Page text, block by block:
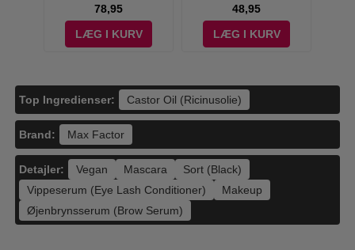
78,95
LÆG I KURV
48,95
LÆG I KURV
Top Ingredienser: Castor Oil (Ricinusolie)
Brand: Max Factor
Detajler: Vegan Mascara
Sort (Black)
Vippeserum (Eye Lash Conditioner)
Makeup
Øjenbrynsserum (Brow Serum)